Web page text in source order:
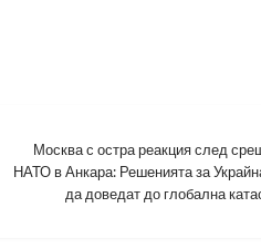
Next
Москва с остра реакция след
НАТО в Анкара: Решенията за
да доведат до глобална